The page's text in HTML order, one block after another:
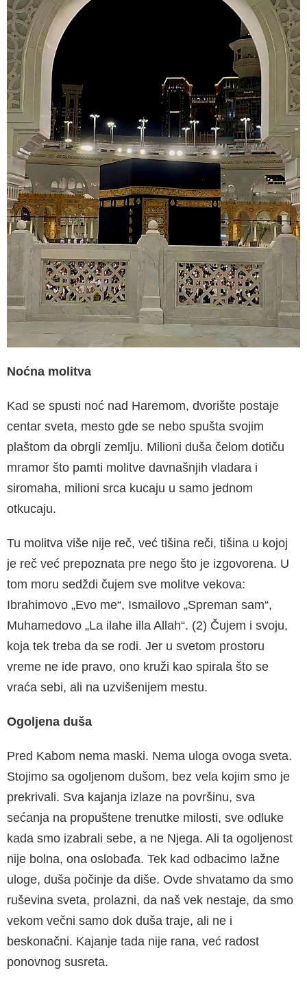
Noćna molitva
Kad se spusti noć nad Haremom, dvorište postaje
centar sveta, mesto gde se nebo spušta svojim
plaštom da obrgli zemlju. Milioni duša čelom dotiču
mramor što pamti molitve davnašnjih vladara i
siromaha, milioni srca kucaju u samo jednom
otkucaju.
Tu molitva više nije reč, već tišina reči, tišina u kojoj
je reč već prepoznata pre nego što je izgovorena. U
tom moru sedždi čujem sve molitve vekova:
Ibrahimovo „Evo me“, Ismailovo „Spreman sam“,
Muhamedovo „La ilahe illa Allah“. (2) Čujem i svoju,
koja tek treba da se rodi. Jer u svetom prostoru
vreme ne ide pravo, ono kruži kao spirala što se
vraća sebi, ali na uzvišenijem mestu.
Ogoljena duša
Pred Kabom nema maski. Nema uloga ovoga sveta.
Stojimo sa ogoljenom dušom, bez vela kojim smo je
prekrivali. Sva kajanja izlaze na površinu, sva
sećanja na propuštene trenutke milosti, sve odluke
kada smo izabrali sebe, a ne Njega. Ali ta ogoljenost
nije bolna, ona oslobađa. Tek kad odbacimo lažne
uloge, duša počinje da diše. Ovde shvatamo da smo
ruševina sveta, prolazni, da naš vek nestaje, da smo
vekom večni samo dok duša traje, ali ne i
beskonačni. Kajanje tada nije rana, već radost
ponovnog susreta.